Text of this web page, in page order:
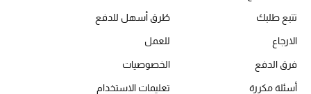
جميع مستحضرات الجمال
الجديد في عالم الجمال
الأكثر مبيعاً
تتبع طلبك
الارجاع
فرق الدفع
أسئلة مكررة
طُرق أسهل للدفع
للعمل
الخصوصيات
تعليمات الاستخدام